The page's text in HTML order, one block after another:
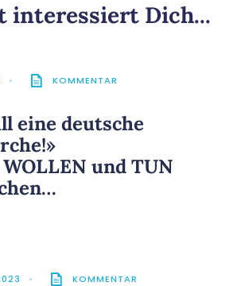
interessiert Dich...
• KOMMENTAR
eine deutsche
und TUN
• KOMMENTAR